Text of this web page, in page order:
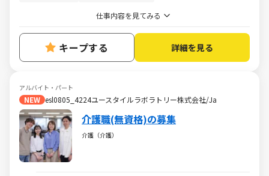
仕事内容を見てみる
キープする 詳細を見る
アルバイト・パート
NEW esl0805_4224ユースタイルラボラトリー株式会社/Ja
介護職(無資格)の募集
介護（介護）